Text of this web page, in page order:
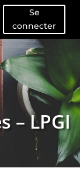
Se
connecter
– LPGI